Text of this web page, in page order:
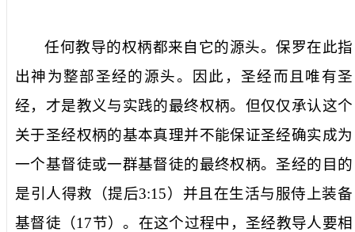
任何教导的权柄都来自它的源头。保罗在此指
出神为整部圣经的源头。因此，圣经而且唯有圣
经，才是教义与实践的最终权柄。但仅仅承认这个
关于圣经权柄的基本真理并不能保证圣经确实成为
一个基督徒或一群基督徒的最终权柄。圣经的目的
是引人得救（提后3:15）并且在生活与服侍上装备
基督徒（17节）。在这个过程中，圣经教导人要相